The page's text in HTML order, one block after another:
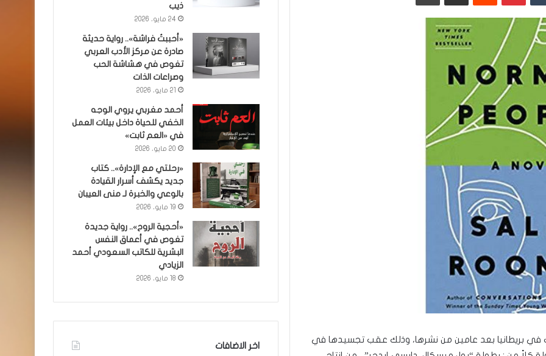
في بريطانيا بعد عامين من نشرها، وذلك عقب تجسيدها في
ذيب
24 مايو، 2026
«أحببتُ فراشة».. رواية حديثة
صادرة عن مركز الأدب العربي
تغوص في هشاشة الحب
وصراعات الذات
21 مايو، 2026
أحمد مغربي يروي الوجه
الخفي للحياة داخل بيئات العمل
في «العم ثابت»
20 مايو، 2026
«رحلتي مع الإدارة».. كتاب
جديد يكشف أسرار القيادة
بالوعي والخبرة لـ منى العيبان
19 مايو، 2026
«أحجية الروح».. رواية جديدة
تغوص في أعماق النفس
البشرية للكاتب السعودي أحمد
الزيادي
18 مايو، 2026
اخر الاضافات